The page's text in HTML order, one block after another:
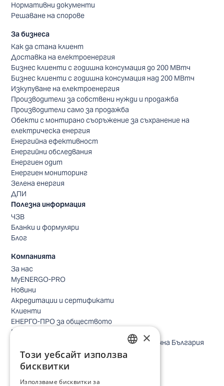
Нормативни документи
Решаване на спорове
За бизнеса
Как да стана клиент
Доставка на електроенергия
Бизнес клиенти с годишна консумация до 200 МВтч
Бизнес клиенти с годишна консумация над 200 МВтч
Изкупуване на електроенергия
Производители за собствени нужди и продажба
Производители само за продажба
Обекти с монтирано съоръжение за съхранение на
електрическа енергия
Енергийна ефективност
Енергийни обследвания
Енергиен одит
Енергиен мониторинг
Зелена енергия
ДПИ
Полезна информация
ЧЗВ
Бланки и формуляри
Блог
Компанията
За нас
MyENERGO-PRO
Новини
Акредитации и сертификати
Клиенти
ЕНЕРГО-ПРО за обществото
Реализирани проекти
Безопасно небе за птиците в Североизточна България
Безопасност
Контакти бизнес клиенти
BULGARIAN
×
Този уебсайт използва
бисквитки
Използваме бисквитки за